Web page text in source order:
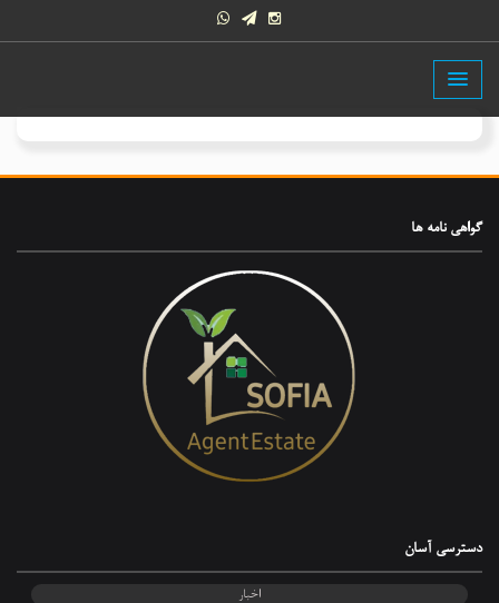
گواهی‌ نامه ها
دسترسی آسان
اخبار